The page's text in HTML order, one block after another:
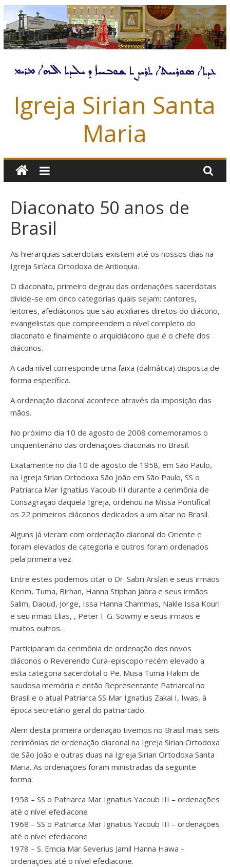
Pular
para
o
conteúdo
Igreja Sirian Santa
Maria
Diaconato 50 anos de
Brasil
As hierarquias sacerdotais existem até os nossos dias na
Igreja Siríaca Ortodoxa de Antioquia.
O diaconato, primeiro degrau das ordenações sacerdotais
divide-se em cinco categorias quais sejam: cantores,
leitores, afediáconos que são auxiliares diretos do diácono,
evangelistas que compreendem o nível completo do
diaconato e finalmente o arquidiácono que é o chefe dos
diáconos.
A cada nível corresponde uma faixa (dalmática) disposta de
forma específica.
A ordenação diaconal acontece através da imposição das
mãos.
No próximo dia 10 de agosto de 2008 comemoramos o
cinqüentenário das ordenações diaconais no Brasil.
Exatamente no dia 10 de agosto de 1958, em São Paulo,
na Igreja Sirian Ortodoxa São João em São Paulo, SS o
Patriarca Mar Ignatius Yacoub III durante a cerimônia de
Consagração daquela Igreja, ordenou na Missa Pontifical
os 22 primeiros diáconos dedicados a um altar no Brasil.
Alguns já vieram com ordenação diaconal do Oriente e
foram elevados de categoria e outros foram ordenados
pela primeira vez.
Entre estes podemos citar o Dr. Sabri Arslan e seus irmãos
Kerim, Tuma, Birhan, Hanna Stiphan Jabra e seus irmãos
Salim, Daoud, Jorge, Issa Hanna Chammas, Nakle Issa Kouri
e seu irmão Elias, , Peter I. G. Sowmy e seus irmãos e
muitos outros…
Participaram da cerimônia de ordenação dos novos
diáconos o Reverendo Cura-episcopo recém elevado a
esta categoria sacerdotal o Pe. Musa Tuma Hakim de
saudosa memória e então Representante Patriarcal no
Brasil e o atual Patriarca SS Mar Ignatius Zakai I, Iwas, à
época secretário geral do patriarcado.
Alem desta primeira ordenação tivemos no Brasil mais seis
cerimônias de ordenação diaconal na Igreja Sirian Ortodoxa
de São João e outras duas na Igreja Sirian Ortodoxa Santa
Maria. As ordenações foram ministradas da seguinte
forma:
1958 – SS o Patriarca Mar Ignatius Yacoub III – ordenações
até o nível efediacone
1968 – SS o Patriarca Mar Ignatius Yacoub III – ordenações
até o nível efediacone
1978 – S. Emcia Mar Severius Jamil Hanna Hawa –
ordenações até o nível efediacone.